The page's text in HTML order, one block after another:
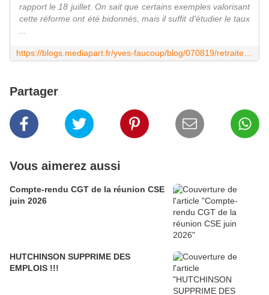
rapport le 18 juillet. On sait que certains exemples valorisant
cette réforme ont été bidonnés, mais il suffit d'étudier le taux
Partager
Vous aimerez aussi
Compte-rendu CGT de la réunion CSE
juin 2026
HUTCHINSON SUPPRIME DES
EMPLOIS !!!